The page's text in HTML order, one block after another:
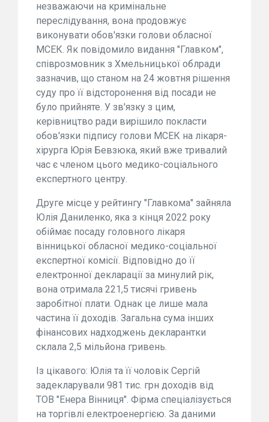
незважаючи на кримінальне
переслідування, вона продовжує
виконувати обов'язки голови обласної
МСЕК. Як повідомило видання "Главком",
співрозмовник з Хмельницької облради
зазначив, що станом на 24 жовтня рішення
суду про її відсторонення від посади не
було прийняте. У зв'язку з цим,
керівництво ради вирішило покласти
обов'язки підпису голови МСЕК на лікаря-
хірурга Юрія Бевзюка, який вже тривалий
час є членом цього медико-соціального
експертного центру.
Друге місце у рейтингу "Главкома" зайняла
Юлія Даниленко, яка з кінця 2022 року
обіймає посаду головного лікаря
вінницької обласної медико-соціальної
експертної комісії. Відповідно до її
електронної декларації за минулий рік,
вона отримала 221,5 тисячі гривень
заробітної плати. Однак це лише мала
частина її доходів. Загальна сума інших
фінансових надходжень декларантки
склала 2,5 мільйона гривень.
Із цікавого: Юлія та її чоловік Сергій
задекларували 981 тис. грн доходів від
ТОВ "Енера Вінниця". Фірма спеціалізується
на торгівлі електроенергією. За даними